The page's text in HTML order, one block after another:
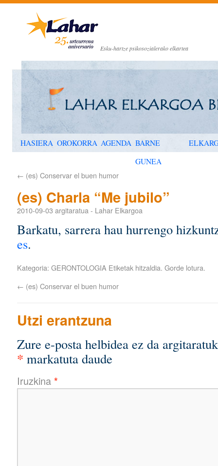
Esku-hartze psikosozialerako elkartea
HASIERA OROKORRA AGENDA BARNE
GUNEA
← (es) Conservar el buen humor
(es) Charla “Me jubilo”
2010-09-03 argitaratua - Lahar Elkargoa
Barkatu, sarrera hau hurrengo
es.
Kategoria: GERONTOLOGIA Etiketak hitzaldia. Gorde lotura.
← (es) Conservar el buen humor
Utzi erantzuna
Zure e-posta helbidea ez da
* markatuta daude
Iruzkina *